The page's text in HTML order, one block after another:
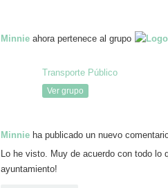
Minnie ahora pertenece al grupo
Transporte Público
Ver grupo
Minnie ha publicado un nuevo
Lo he visto. Muy de acuerdo con todo
ayuntamiento!